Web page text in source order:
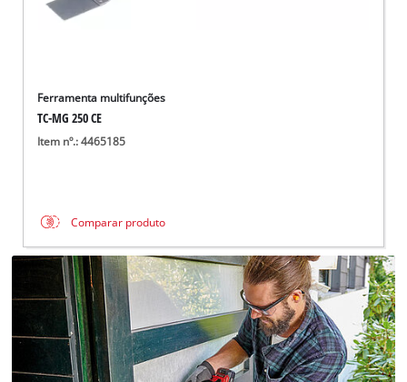
Ferramenta multifunções
TC-MG 250 CE
Item nº.: 4465185
Comparar produto